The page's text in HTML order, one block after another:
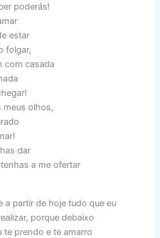
poderás!
estar
folgar,
com casada
meus olhos,
dar
a me ofertar
a partir de hoje tudo que eu
porque debaixo
te prendo e te amarro